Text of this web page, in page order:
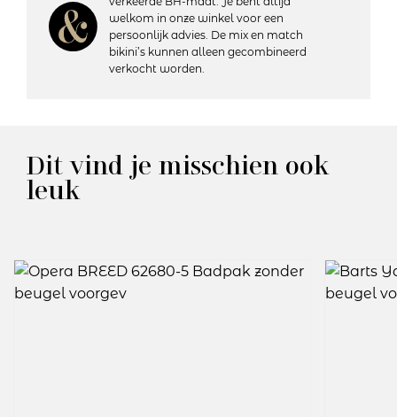
– Voorgevormde cups
– Zonder beugels
– Rondom gevoerd
– Verstelbare schouderbanden
Kleurcode: 5
welkom in onze winkel voor een
persoonlijk advies. De mix en match
bikini’s kunnen alleen gecombineerd
verkocht worden.
Dit vind je misschien ook
leuk